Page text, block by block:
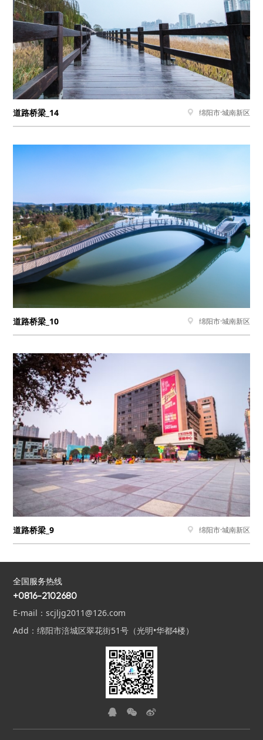
道路桥梁_14  绵阳市·城南新区
道路桥梁_10  绵阳市·城南新区
道路桥梁_9  绵阳市·城南新区
  
全国服务热线
+0816-2102680
E-mail：scjljg2011@126.com
Add：绵阳市涪城区翠花街51号（光明•华都4楼）